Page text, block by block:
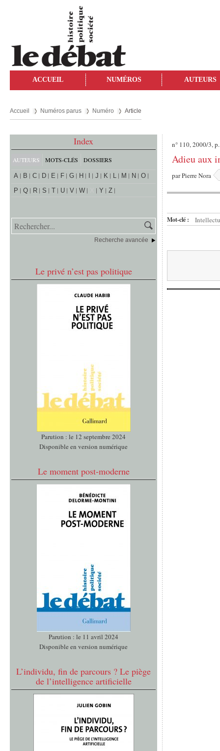
ACCUEIL NUMÉROS AUTEURS
Accueil Numéros parus Numéro Article
Index
AUTEURS MOTS-CLÉS DOSSIERS
A B C D E F G H J K L M N
O
P
Q R S T U V W Y Z
Recherche avancée
Le privé n’est pas politique
Parution : le 12 septembre 2024
Disponible en version numérique
Le moment post-moderne
Parution : le 11 avril 2024
Disponible en version numérique
L’individu, fin de parcours ? Le piège
de l’intelligence artificielle
n° 110, 2000/3,
Adieu aux
parPierre Nora
Mot-clé :